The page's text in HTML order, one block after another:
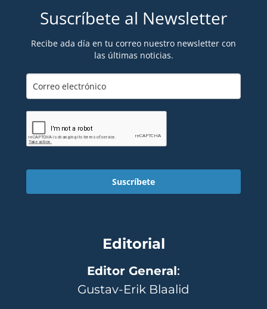
Suscríbete al Newsletter
Recibe ada día en tu correo nuestro newsletter con
las últimas noticias.
Suscríbete
Editorial
Editor General:
Gustav-Erik Blaalid